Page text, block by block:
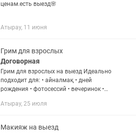
ценам.есть выезд🌸
Атырау, 11 июня
Грим для взрослых
Договорная
Грим для взрослых на выезд Идеально
подходит для: • айналмақ • дней
рождения • фотосессий • вечеринок •
Атырау, 25 июля
Макияж на выезд